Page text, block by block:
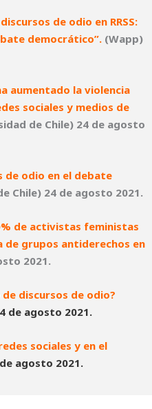
de odio en RRSS:
democrático”. (Wapp)
aumentado la violencia
sociales y medios de
de Chile) 24 de agosto
de odio en el debate
Chile) 24 de agosto 2021.
de activistas feministas
de grupos antiderechos en
2021.
discursos de odio?
de agosto 2021.
sociales y en el
agosto 2021.